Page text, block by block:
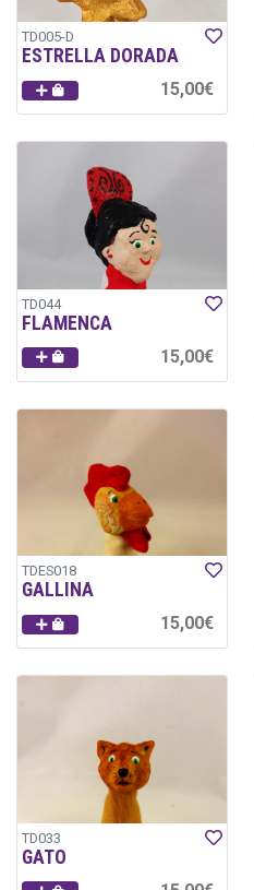
TD005-D
ESTRELLA DORADA
15,00€
TD044
FLAMENCA
15,00€
TDES018
GALLINA
15,00€
TD033
GATO